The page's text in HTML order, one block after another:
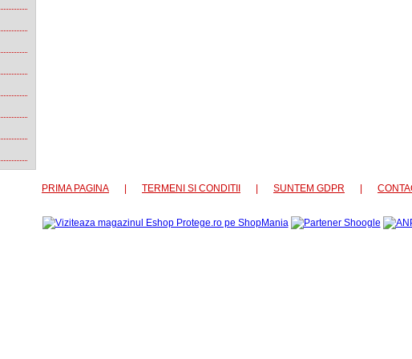
PRIMA PAGINA TERMENI SI CONDITII SUNTEM GDPR